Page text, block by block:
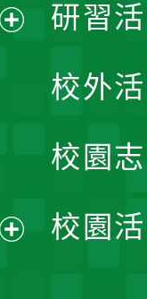
單
研習
校外
校園
校園